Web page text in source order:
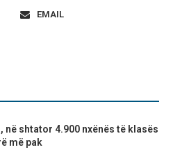
EMAIL
në shtator 4.900 nxënës të klasës
më pak